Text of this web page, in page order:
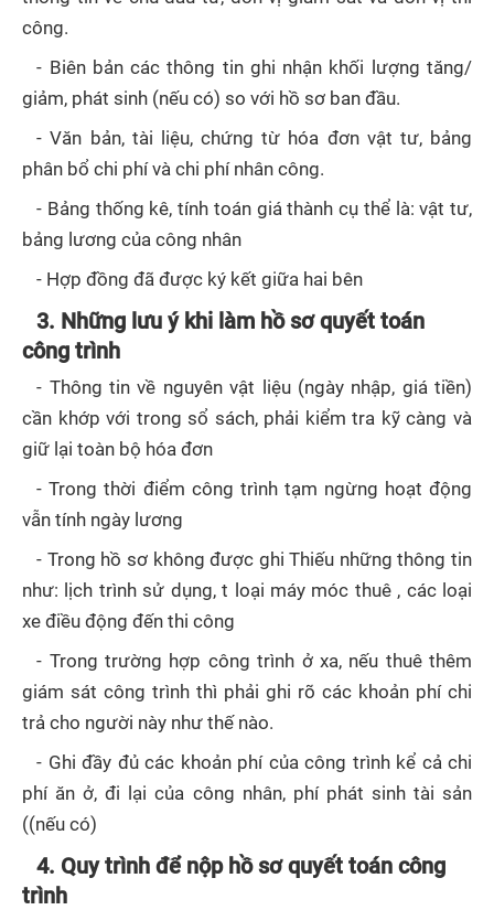
công.
- Biên bản các thông tin ghi nhận khối lượng tăng/
giảm, phát sinh (nếu có) so với hồ sơ ban đầu.
- Văn bản, tài liệu, chứng từ hóa đơn vật tư, bảng
phân bổ chi phí và chi phí nhân công.
- Bảng thống kê, tính toán giá thành cụ thể là: vật tư,
bảng lương của công nhân
- Hợp đồng đã được ký kết giữa hai bên
3. Những lưu ý khi làm hồ sơ quyết toán
công trình
- Thông tin về nguyên vật liệu (ngày nhập, giá tiền)
cần khớp với trong sổ sách, phải kiểm tra kỹ càng và
giữ lại toàn bộ hóa đơn
- Trong thời điểm công trình tạm ngừng hoạt động
vẫn tính ngày lương
- Trong hồ sơ không được ghi Thiếu những thông tin
như: lịch trình sử dụng, t loại máy móc thuê , các loại
xe điều động đến thi công
- Trong trường hợp công trình ở xa, nếu thuê thêm
giám sát công trình thì phải ghi rõ các khoản phí chi
trả cho người này như thế nào.
- Ghi đầy đủ các khoản phí của công trình kể cả chi
phí ăn ở, đi lại của công nhân, phí phát sinh tài sản
((nếu có)
4. Quy trình để nộp hồ sơ quyết toán công
trình